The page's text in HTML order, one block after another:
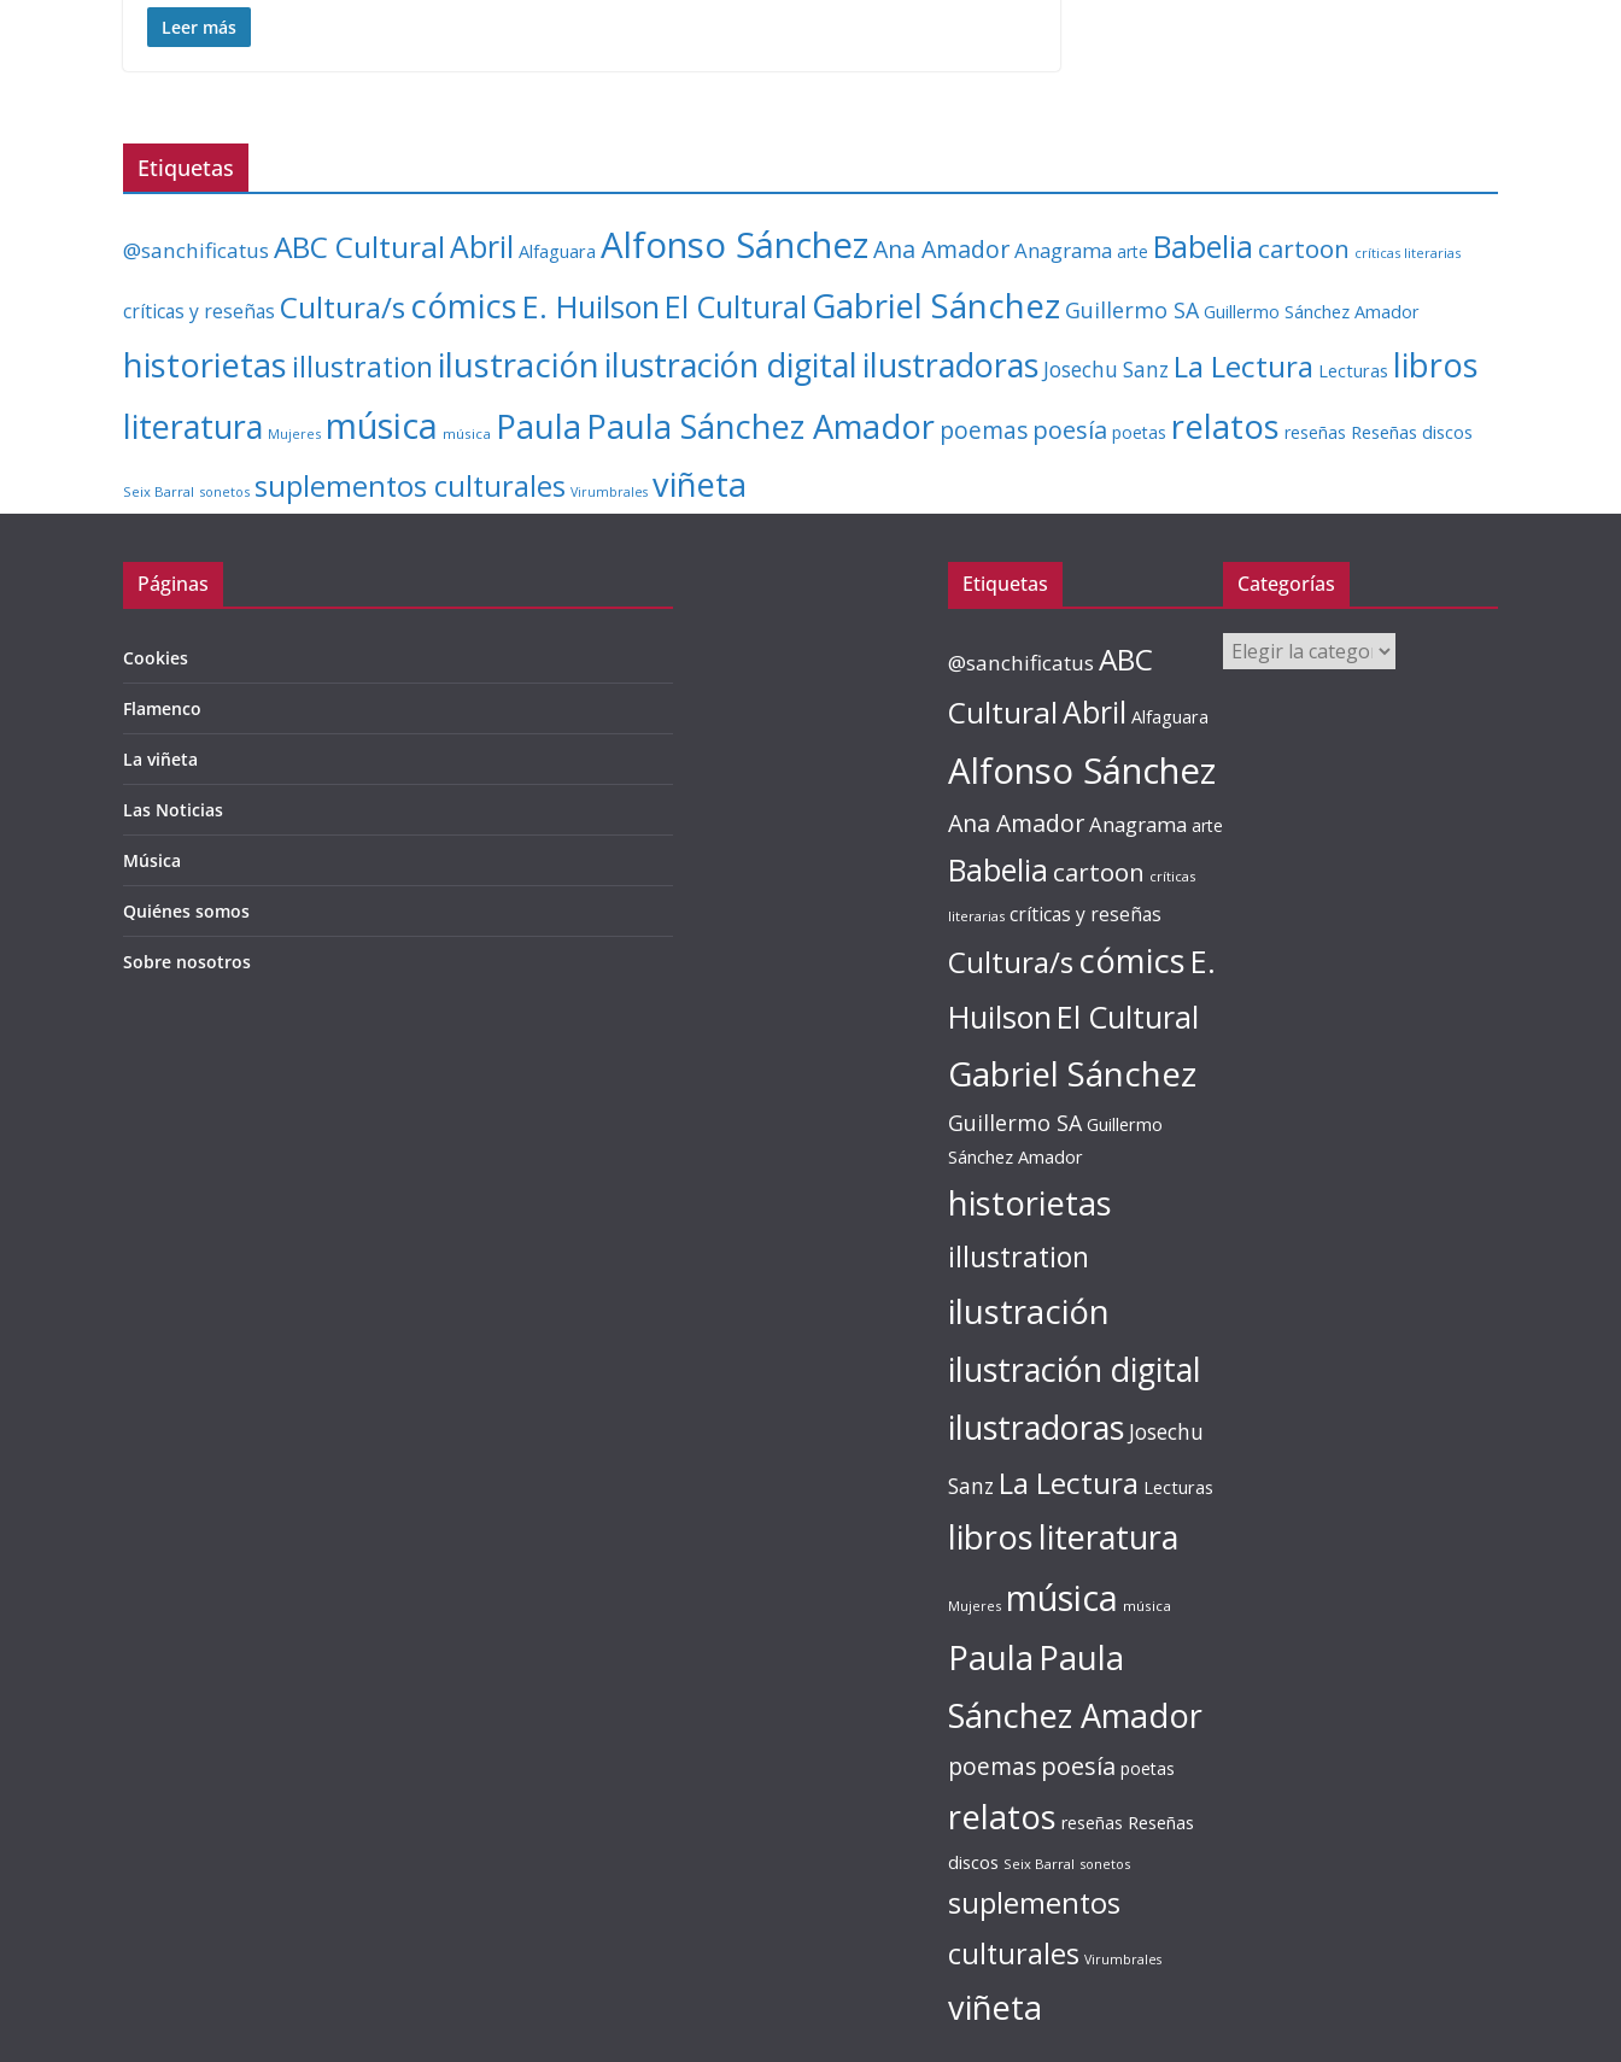
Leer más
Etiquetas
@sanchificatus ABC CulturalAbril Alfaguara Alfonso SánchezAna AmadorAnagrama arte Babelia cartoon críticas literarias
críticas y reseñas Cultura/s cómics E. Huilson El Cultural Gabriel Sánchez Guillermo SA Guillermo Sánchez Amador
historietas illustration ilustración ilustración digital ilustradoras Josechu Sanz La Lectura Lecturas libros
literatura Mujeres música música Paula Paula Sánchez Amador poemas poesía poetas relatos reseñas Reseñas discos
Seix Barral sonetos suplementos culturales Virumbrales viñeta
Páginas
Cookies
Flamenco
La viñeta
Las Noticias
Música
Quiénes somos
Sobre nosotros
Etiquetas
@sanchificatus ABC
CulturalAbril Alfaguara
Alfonso Sánchez
Ana AmadorAnagrama arte
Babelia cartoon críticas
literarias críticas y reseñas
Cultura/s cómics E.
Huilson El Cultural
Gabriel Sánchez
Guillermo SA Guillermo
Sánchez Amador
historietas
illustration
ilustración
ilustración digital
ilustradoras Josechu
Sanz La Lectura Lecturas
librosliteratura
Mujeres música música
Paula Paula
Sánchez Amador
poemas poesía poetas
relatos reseñas Reseñas
discos Seix Barral sonetos
suplementos
culturales Virumbrales
viñeta
Categorías
Categorías